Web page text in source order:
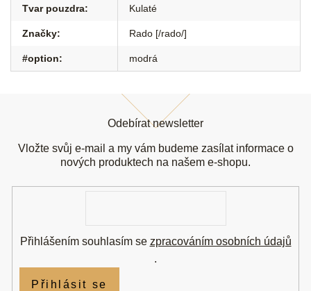
Tvar pouzdra: Kulaté
Značky: Rado [/rado/]
#option: modrá
Odebírat newsletter
Vložte svůj e-mail a my vám budeme zasílat informace o
nových produktech na našem e-shopu.
Přihlášením souhlasím se zpracováním osobních údajů
.
Přihlásit se